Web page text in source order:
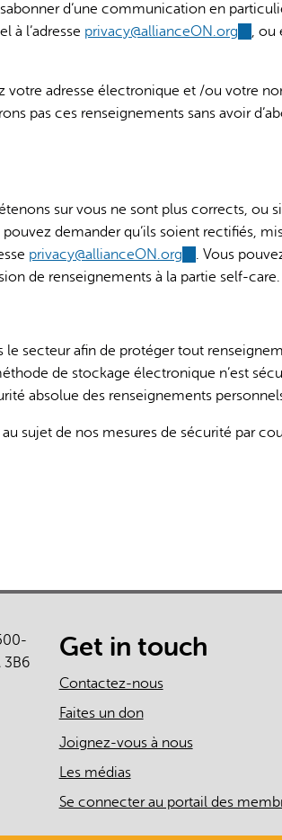
d’une communication en
à l’adresse privacy@allianceON.org (link
mail)
, ou
votre adresse électronique et /ou votre
pas ces renseignements sans avoir
sur vous ne sont plus corrects, ou
demander qu’ils soient rectifiés,
privacy@allianceON.org (link
sends
. Vous
de renseignements à la partie self-care.
le secteur afin de protéger tout
de stockage électronique n’est
absolue des renseignements
sujet de nos mesures de sécurité par
3B6
Get in touch
Contactez-nous
Faites un don
Joignez-vous à nous
Les médias
Se connecter au portail des